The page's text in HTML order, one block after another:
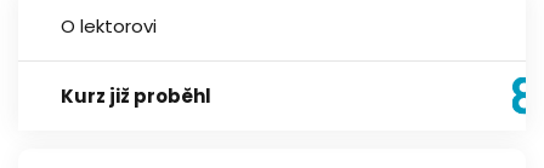
O lektorovi
Kurz již proběhl